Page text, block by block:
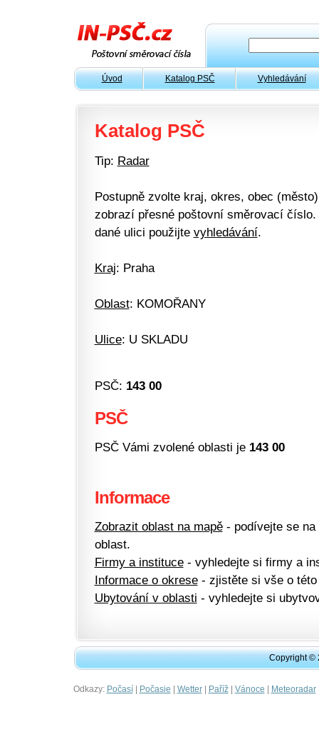
Úvod Katalog PSČ Vyhledávání
Katalog PSČ
Tip: Radar
Postupně zvolte kraj, okres, obec
zobrazí přesné poštovní směrovací
dané ulici použijte vyhledávání.
Kraj: Praha
Oblast: KOMOŘANY
Ulice: U SKLADU
PSČ: 143 00
PSČ
PSČ Vámi zvolené oblasti je 143 00
Informace
Zobrazit oblast na mapě- podívejte se na
oblast.
Firmy a instituce- vyhledejte si firmy a
Informace o okrese- zjistěte si vše o této
Ubytování v oblasti - vyhledejte si
Copyright ©
Odkazy: Počasí| Počasie | Wetter| Paříž| Vánoce | Meteoradar